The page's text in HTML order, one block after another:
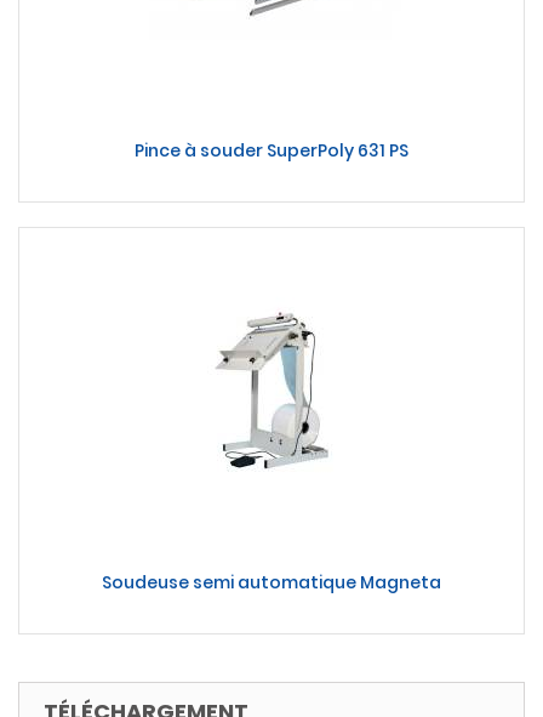
Pince à souder SuperPoly 631 PS
Soudeuse semi automatique Magneta